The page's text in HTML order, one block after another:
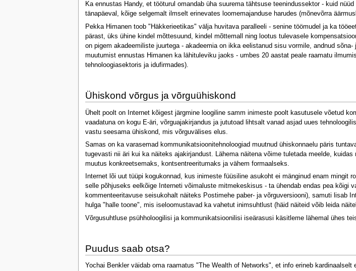
Ka ennustas Handy, et tööturul omandab üha suurema tähtsuse teenindussektor - kuid
tänapäeval, kõige selgemalt ilmselt erinevates loomemajanduse harudes (mõnevõrra
Pekka Himanen toob "Häkkerieetikas" välja huvitava paralleeli - senine töömudel ja ka
pärast, üks ühine kindel mõttesuund, kindel mõttemall ning lootus tulevasele
on pigem akadeemiliste juurtega - akadeemia on ikka eelistanud sisu vormile, andnud
muutumist ennustas Himanen ka lähituleviku jaoks - umbes 20 aastat peale raamatu
tehnoloogiasektoris ja idufirmades).
Ühiskond võrgus ja võrguühiskond
Ühelt poolt on Internet kõigest järgmine loogiline samm inimeste poolt kasutusele võetud
vaadatuna on kogu E-äri, võrguajakirjandus ja jututoad lihtsalt vanad asjad uues
vastu seesama ühiskond, mis võrguvälises elus.
Samas on ka varasemad kommunikatsioonitehnoloogiad muutnud ühiskonnaelu päris
tugevasti nii äri kui ka näiteks ajakirjandust. Lähema näitena võime tuletada meelde,
muutus konkreetsemaks, kontsentreeritumaks ja vähem formaalseks.
Internet lõi uut tüüpi kogukonnad, kus inimeste füüsiline asukoht ei mänginud enam
selle põhjuseks eelkõige Interneti võimaluste mitmekeskisus - ta ühendab endas pea
kommenteeritavuse seisukohalt näiteks Postimehe paber- ja võrguversiooni), samuti
hulga "halle toone", mis iseloomustavad ka vahetut inimsuhtlust (häid näiteid võib leida
Võrgusuhtluse psühholoogilisi ja kommunikatsioonilisi iseärasusi käsitleme lähemal ühes
Puudus saab otsa?
Yochai Benkler väidab oma raamatus "The Wealth of Networks", et info erineb